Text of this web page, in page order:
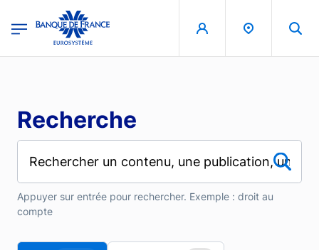
Recherche
Appuyer sur entrée pour rechercher. Exemple : droit au
compte